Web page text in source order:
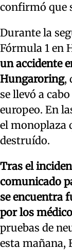
confirmó que
Durante la
Fórmula 1 en
un accidente
Hungaroring,
se llevó a
europeo. En
el monoplaza
destruído.
Tras el
comunicado
se encuentra
por los
pruebas de
esta mañana,